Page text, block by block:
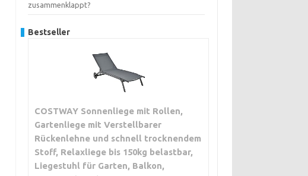
zusammenklappt?
Bestseller
COSTWAY Sonnenliege mit Rollen,
Gartenliege mit Verstellbarer
Rückenlehne und schnell trocknendem
Stoff, Relaxliege bis 150kg belastbar,
Liegestuhl für Garten, Balkon,